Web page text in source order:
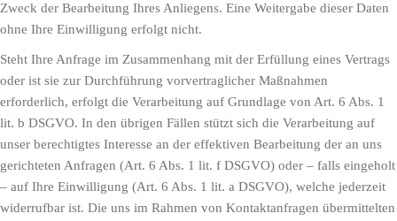
Zweck der Bearbeitung Ihres Anliegens. Eine Weitergabe dieser Daten
ohne Ihre Einwilligung erfolgt nicht.
Steht Ihre Anfrage im Zusammenhang mit der Erfüllung eines Vertrags
oder ist sie zur Durchführung vorvertraglicher Maßnahmen
erforderlich, erfolgt die Verarbeitung auf Grundlage von Art. 6 Abs. 1
lit. b DSGVO. In den übrigen Fällen stützt sich die Verarbeitung auf
unser berechtigtes Interesse an der effektiven Bearbeitung der an uns
gerichteten Anfragen (Art. 6 Abs. 1 lit. f DSGVO) oder – falls eingeholt
– auf Ihre Einwilligung (Art. 6 Abs. 1 lit. a DSGVO), welche jederzeit
widerrufbar ist. Die uns im Rahmen von Kontaktanfragen übermittelten